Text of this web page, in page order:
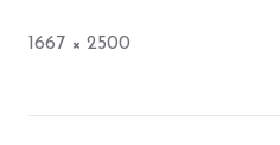
Full
1667 × 2500